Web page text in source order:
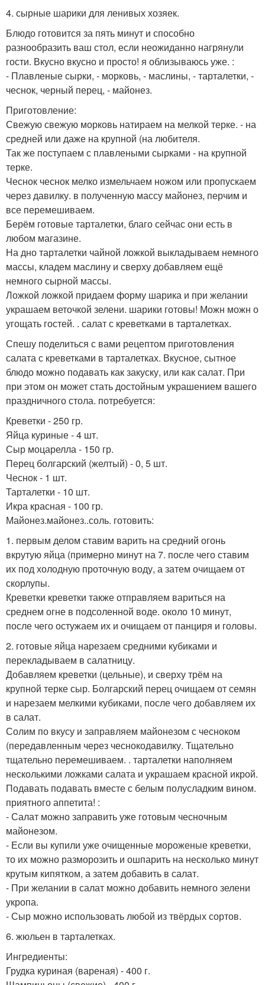
4. сырные шарики для ленивых хозяек.
Блюдо готовится за пять минут и способно
разнообразить ваш стол, если неожиданно нагрянули
гости. Вкусно вкусно и просто! я облизываюсь уже. :
- Плавленые сырки, - морковь, - маслины, - тарталетки, -
чеснок, черный перец, - майонез.
Приготовление:
Свежую свежую морковь натираем на мелкой терке. - на
средней или даже на крупной (на любителя.
Так же поступаем с плавлеными сырками - на крупной
терке.
Чеснок чеснок мелко измельчаем ножом или пропускаем
через давилку. в полученную массу майонез, перчим и
все перемешиваем.
Берём готовые тарталетки, благо сейчас они есть в
любом магазине.
На дно тарталетки чайной ложкой выкладываем немного
массы, кладем маслину и сверху добавляем ещё
немного сырной массы.
Ложкой ложкой придаем форму шарика и при желании
украшаем веточкой зелени. шарики готовы! Можн можн о
угощать гостей. . салат с креветками в тарталетках.
Спешу поделиться с вами рецептом приготовления
салата с креветками в тарталетках. Вкусное, сытное
блюдо можно подавать как закуску, или как салат. При
при этом он может стать достойным украшением вашего
праздничного стола. потребуется:
Креветки - 250 гр.
Яйца куриные - 4 шт.
Сыр моцарелла - 150 гр.
Перец болгарский (желтый) - 0, 5 шт.
Чеснок - 1 шт.
Тарталетки - 10 шт.
Икра красная - 100 гр.
Майонез.майонез..соль. готовить:
1. первым делом ставим варить на средний огонь
вкрутую яйца (примерно минут на 7. после чего ставим
их под холодную проточную воду, а затем очищаем от
скорлупы.
Креветки креветки также отправляем вариться на
среднем огне в подсоленной воде. около 10 минут,
после чего остужаем их и очищаем от панциря и головы.
2. готовые яйца нарезаем средними кубиками и
перекладываем в салатницу.
Добавляем креветки (цельные), и сверху трём на
крупной терке сыр. Болгарский перец очищаем от семян
и нарезаем мелкими кубиками, после чего добавляем их
в салат.
Солим по вкусу и заправляем майонезом с чесноком
(передавленным через чеснокодавилку. Тщательно
тщательно перемешиваем. . тарталетки наполняем
несколькими ложками салата и украшаем красной икрой.
Подавать подавать вместе с белым полусладким вином.
приятного аппетита! :
- Салат можно заправить уже готовым чесночным
майонезом.
- Если вы купили уже очищенные мороженые креветки,
то их можно разморозить и ошпарить на несколько минут
крутым кипятком, а затем добавить в салат.
- При желании в салат можно добавить немного зелени
укропа.
- Сыр можно использовать любой из твёрдых сортов.
6. жюльен в тарталетках.
Ингредиенты:
Грудка куриная (вареная) - 400 г.